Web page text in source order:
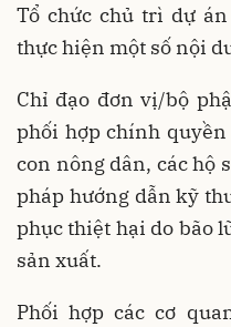
Tổ chức chủ trì dự
thực hiện một số nội
Chỉ đạo đơn vị/bộ
phối hợp chính
con nông dân, các hộ
pháp hướng dẫn kỹ
phục thiệt hại do bão
sản xuất.
Phối hợp các cơ